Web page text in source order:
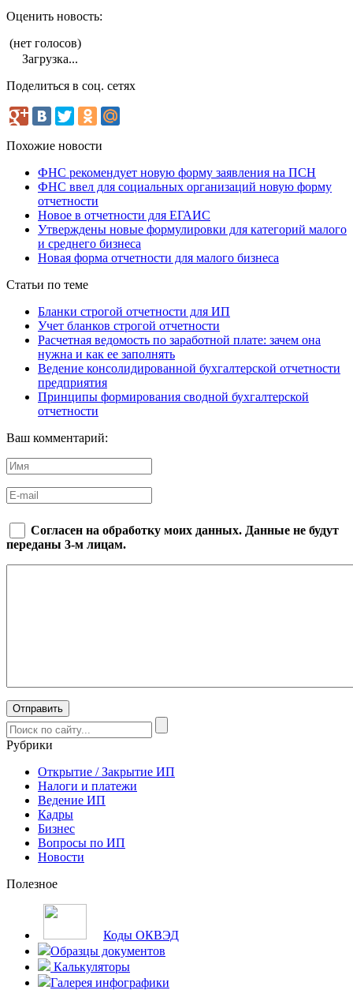
Оценить новость:
(нет голосов)
Загрузка...
Поделиться в соц. сетях
Похожие новости
ФНС рекомендует новую форму заявления на ПСН
ФНС ввел для социальных организаций новую форму
отчетности
Новое в отчетности для ЕГАИС
Утверждены новые формулировки для категорий малого
и среднего бизнеса
Новая форма отчетности для малого бизнеса
Статьи по теме
Бланки строгой отчетности для ИП
Учет бланков строгой отчетности
Расчетная ведомость по заработной плате: зачем она
нужна и как ее заполнять
Ведение консолидированной бухгалтерской отчетности
предприятия
Принципы формирования сводной бухгалтерской
отчетности
Ваш комментарий:
Согласен на обработку моих данных. Данные не будут
переданы 3-м лицам.
Рубрики
Открытие / Закрытие ИП
Налоги и платежи
Ведение ИП
Кадры
Бизнес
Вопросы по ИП
Новости
Полезное
Коды ОКВЭД
Образцы документов
Калькуляторы
Галерея инфографики